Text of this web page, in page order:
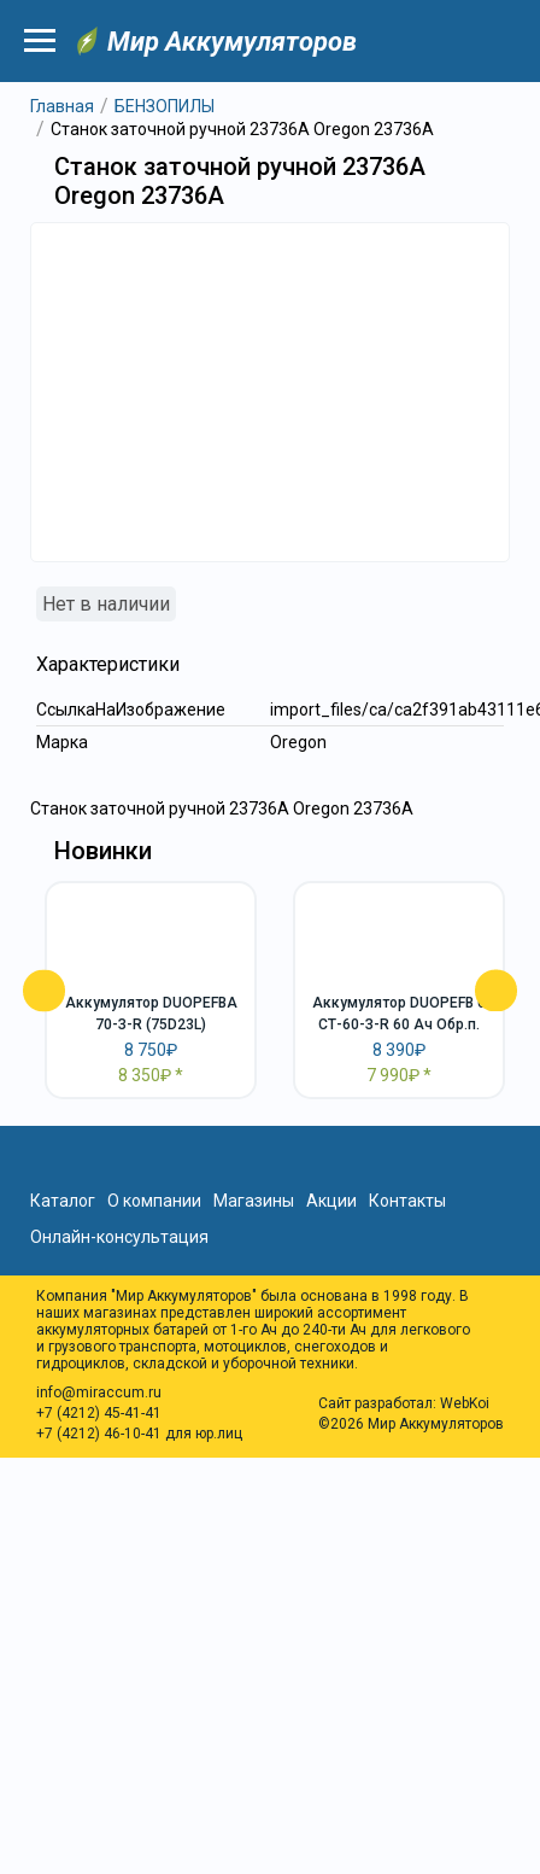
Мир Аккумуляторов
Главная
БЕНЗОПИЛЫ
Станок заточной ручной 23736А Oregon 23736A
Станок заточной ручной 23736А
Oregon 23736A
Нет в наличии
Характеристики
СсылкаНаИзображение
import_files/ca/
Марка
Oregon
Станок заточной ручной 23736А Oregon 23736A
Новинки
Аккумулятор DUOPEFBА
70-З-R (75D23L)
8 750₽
8 350₽
Аккумулятор DUOPEFB 6
СТ-60-З-R 60 Ач Обр.п.
8 390₽
7 990₽
Каталог О компании Магазины Акции
Контакты
Онлайн-консультация
Компания "Мир Аккумуляторов" была основана в 1998 году. В
наших магазинах представлен широкий ассортимент
аккумуляторных батарей от 1-го Ач до 240-ти Ач для легкового
и грузового транспорта, мотоциклов, снегоходов и
гидроциклов, складской и уборочной техники.
info@miraccum.ru
+7 (4212) 45-41-41
+7 (4212) 46-10-41 для юр.лиц
Сайт разработал: WebKoi
©2026 Мир Аккумуляторов